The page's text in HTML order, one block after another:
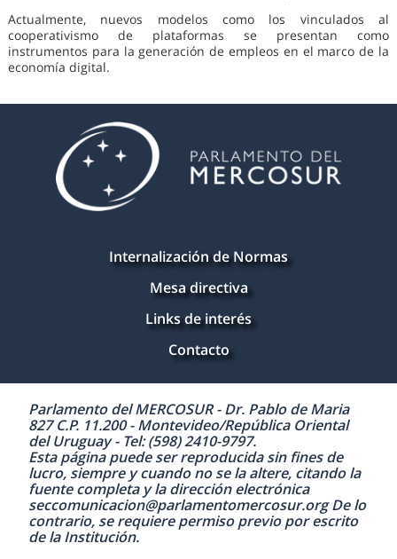
Actualmente, nuevos modelos como los vinculados al
cooperativismo de plataformas se presentan como
instrumentos para la generación de empleos en el marco de la
economía digital.
Internalización de Normas
Mesa directiva
Links de interés
Contacto
Parlamento del MERCOSUR - Dr. Pablo de Maria
827 C.P. 11.200 - Montevideo/República Oriental
del Uruguay - Tel: (598) 2410-9797.
Esta página puede ser reproducida sin fines de
lucro, siempre y cuando no se la altere, citando la
fuente completa y la dirección electrónica
seccomunicacion@parlamentomercosur.org De lo
contrario, se requiere permiso previo por escrito
de la Institución.